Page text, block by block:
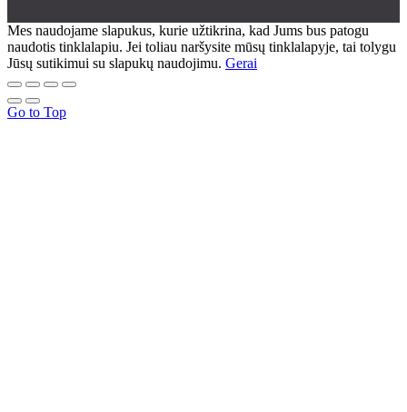
Mes naudojame slapukus, kurie užtikrina, kad Jums bus patogu
naudotis tinklalapiu. Jei toliau naršysite mūsų tinklalapyje, tai tolygu
Jūsų sutikimui su slapukų naudojimu. Gerai
Go to Top